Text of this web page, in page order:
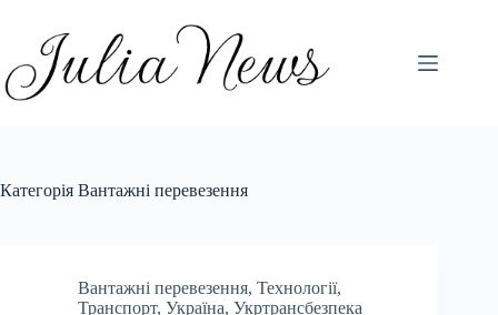
вмісту
Категорія Вантажні перевезення
Вантажні перевезення, Технології,
Транспорт, Україна, Укртрансбезпека